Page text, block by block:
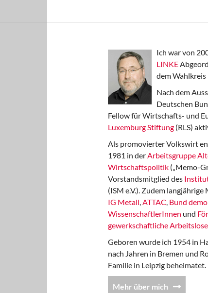
Ich war von
LINKE
dem Wahlkreis
Nach dem
Deutschen
Fellow für Wirtschafts- und
Luxemburg Stiftung (RLS)
Als promovierter Volkswirt
1981 in derArbeitsgruppe
Wirtschaftspolitik („Memo-
Vorstandsmitglied des
(ISM e.V.). Zudem
IG Metall,ATTAC, Bund
WissenschaftlerInnen und
gewerkschaftliche
Geboren wurde ich 1954 in
nach Jahren in Bremen und
Familie in Leipzig beheimatet.
Mehr über mich